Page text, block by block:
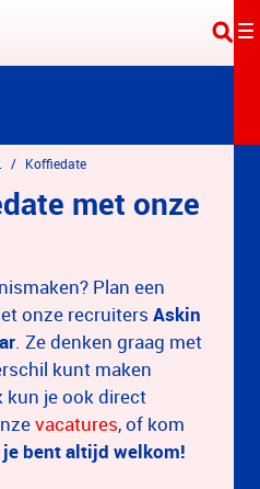
gaan
Koffiedate
met onze
Plan een
onze recruiters Askin
. Ze denken graag met
kunt maken
kun je ook direct
vacatures, of kom
je bent altijd welkom!